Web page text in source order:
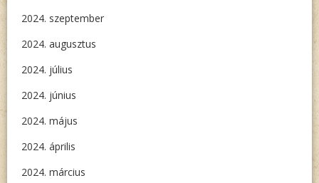
2024. szeptember
2024. augusztus
2024. július
2024. június
2024. május
2024. április
2024. március